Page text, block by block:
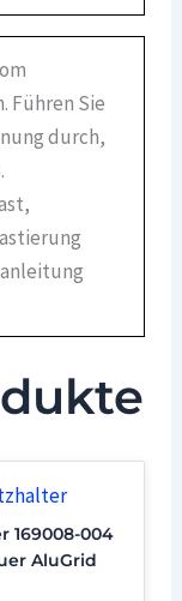
Führen Sie
durch,
169008-004
AluGrid